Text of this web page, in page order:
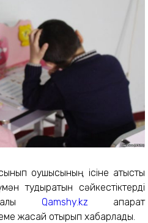
оқушысының ісіне қатысты
тудыратын сәйкестіктерді
Qamshy.kzақпарат
жасай отырып хабарлады.